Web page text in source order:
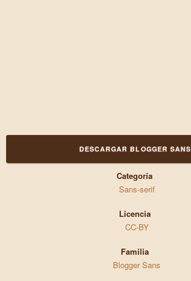
DESCARGAR BLOGGER SANS
Categoría
Sans-serif
Licencia
CC-BY
Familia
Blogger Sans